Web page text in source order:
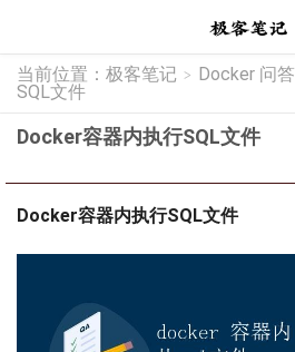
当前位置： 极客笔记 > Docker 问答
SQL文件
Docker容器内执行SQL文件
Docker容器内执行SQL文件